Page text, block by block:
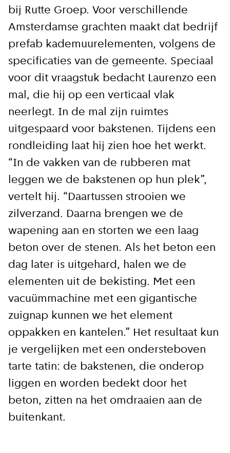
bij Rutte Groep. Voor verschillende
Amsterdamse grachten maakt dat bedrijf
prefab kademuurelementen, volgens de
specificaties van de gemeente. Speciaal
voor dit vraagstuk bedacht Laurenzo een
mal, die hij op een verticaal vlak
neerlegt. In de mal zijn ruimtes
uitgespaard voor bakstenen. Tijdens een
rondleiding laat hij zien hoe het werkt.
“In de vakken van de rubberen mat
leggen we de bakstenen op hun plek”,
vertelt hij. “Daartussen strooien we
zilverzand. Daarna brengen we de
wapening aan en storten we een laag
beton over de stenen. Als het beton een
dag later is uitgehard, halen we de
elementen uit de bekisting. Met een
vacuümmachine met een gigantische
zuignap kunnen we het element
oppakken en kantelen.” Het resultaat kun
je vergelijken met een ondersteboven
tarte tatin: de bakstenen, die onderop
liggen en worden bedekt door het
beton, zitten na het omdraaien aan de
buitenkant.